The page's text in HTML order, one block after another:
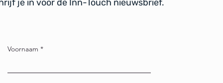
je in voor de Inn-Touch nieuwsbrief.
Voornaam